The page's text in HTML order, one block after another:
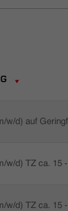
w/d) auf
w/d) TZ ca. 15
w/d) TZ ca. 15